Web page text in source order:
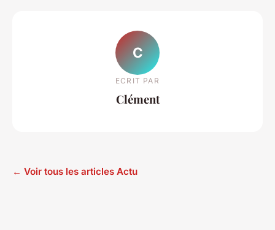
C
ECRIT PAR
Clément
← Voir tous les articles Actu